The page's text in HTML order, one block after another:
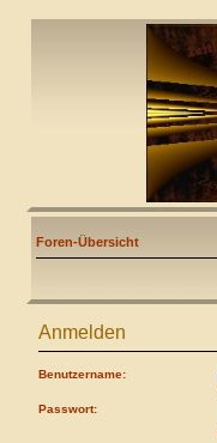
Foren-Übersicht
Anmelden
Benutzername:
Passwort: